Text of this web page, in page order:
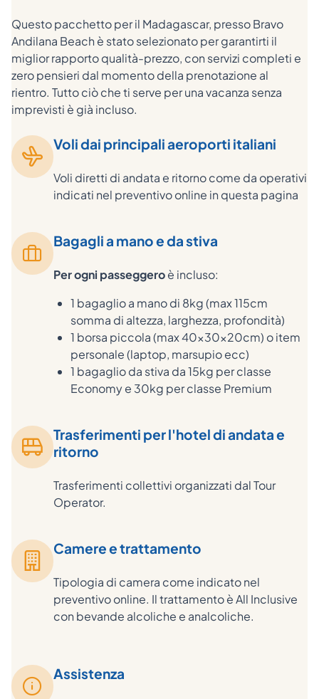
Questo pacchetto per il Madagascar, presso Bravo
Andilana Beach è stato selezionato per garantirti il
miglior rapporto qualità-prezzo, con servizi completi e
zero pensieri dal momento della prenotazione al
rientro. Tutto ciò che ti serve per una vacanza senza
imprevisti è già incluso.
Voli dai principali aeroporti italiani
Voli diretti di andata e ritorno come da operativi
indicati nel preventivo online in questa pagina
Bagagli a mano e da stiva
Per ogni passeggeroè incluso:
1 bagaglio a mano di 8kg (max 115cm
somma di altezza, larghezza, profondità)
1 borsa piccola (max 40x30x20cm) o item
personale (laptop, marsupio ecc)
1 bagaglio da stiva da 15kg per classe
Economy e 30kg per classe Premium
Trasferimenti per l'hotel di andata e
ritorno
Trasferimenti collettivi organizzati dal Tour
Operator.
Camere e trattamento
Tipologia di camera come indicato nel
preventivo online. Il trattamento è All Inclusive
con bevande alcoliche e analcoliche.
Assistenza